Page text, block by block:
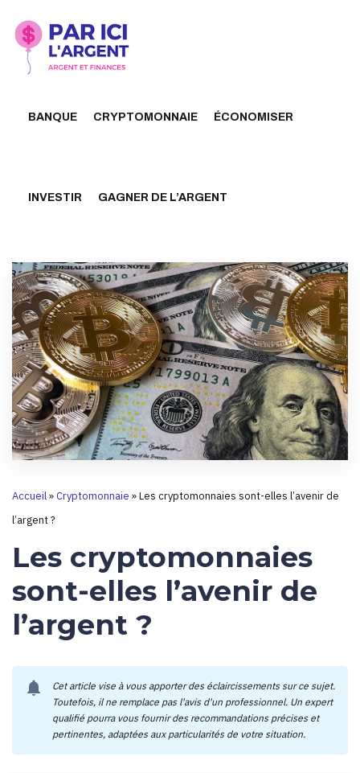
BANQUE CRYPTOMONNAIE ÉCONOMISER
INVESTIR GAGNER DE L’ARGENT
Accueil»Cryptomonnaie »Les cryptomonnaies sont-elles l’avenir de
l’argent ?
Les cryptomonnaies
sont-elles l’avenir de
l’argent ?
notifications
Cet article vise à vous apporter des éclaircissements sur ce sujet.
Toutefois, il ne remplace pas l'avis d'un professionnel. Un expert
qualifié pourra vous fournir des recommandations précises et
pertinentes, adaptées aux particularités de votre situation.